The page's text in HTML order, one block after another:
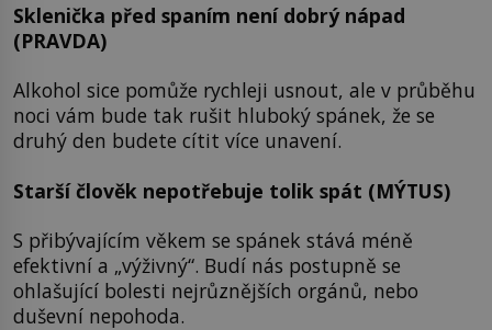
Sklenička před spaním není dobrý nápad
(PRAVDA)
Alkohol sice pomůže rychleji usnout, ale v průběhu
noci vám bude tak rušit hluboký spánek, že se
druhý den budete cítit více unavení.
Starší člověk nepotřebuje tolik spát (MÝTUS)
S přibývajícím věkem se spánek stává méně
efektivní a „výživný“. Budí nás postupně se
ohlašující bolesti nejrůznějších orgánů, nebo
duševní nepohoda.